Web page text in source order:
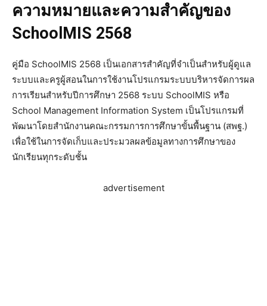
ความหมายและความสำคัญของ
SchoolMIS 2568
คู่มือ SchoolMIS 2568 เป็นเอกสารสำคัญที่จำเป็นสำหรับผู้ดูแล
ระบบและครูผู้สอนในการใช้งานโปรแกรมระบบบริหารจัดการผล
การเรียนสำหรับปีการศึกษา 2568 ระบบ SchoolMIS หรือ
School Management Information System เป็นโปรแกรมที่
พัฒนาโดยสำนักงานคณะกรรมการการศึกษาขั้นพื้นฐาน (สพฐ.)
เพื่อใช้ในการจัดเก็บและประมวลผลข้อมูลทางการศึกษาของ
นักเรียนทุกระดับชั้น
advertisement